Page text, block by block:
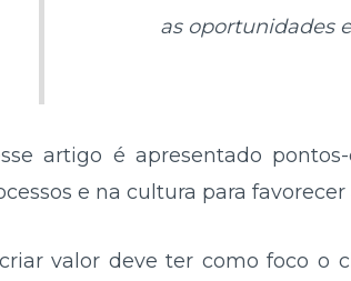
as oportunidades
artigo é apresentado
e na cultura para
valor deve ter como foco o